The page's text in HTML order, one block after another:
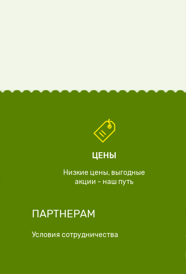
ЦЕНЫ
Низкие цены, выгодные
акции - наш путь
ПАРТНЕРАМ
Условия сотрудничества